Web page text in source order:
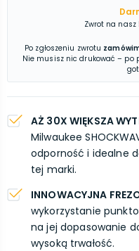
Zwrot na nasz
Po zgłoszeniu zwrotu
Nie musisz nic drukować – po
AŻ 30X WIĘKSZA
Milwaukee
odporność i idealne
tej marki.
INNOWACYJNA
wykorzystanie
na jej dopasowanie
wysoką trwałość.